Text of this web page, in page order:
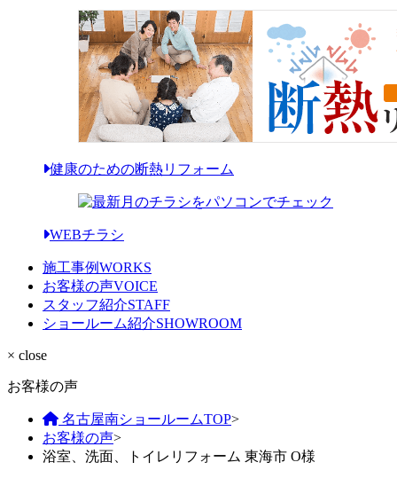
健康のための断熱リフォーム
WEBチラシ
施工事例WORKS
お客様の声VOICE
スタッフ紹介STAFF
ショールーム紹介SHOWROOM
× close
お客様の声
名古屋南ショールームTOP>
お客様の声>
浴室、洗面、トイレリフォーム 東海市 O様